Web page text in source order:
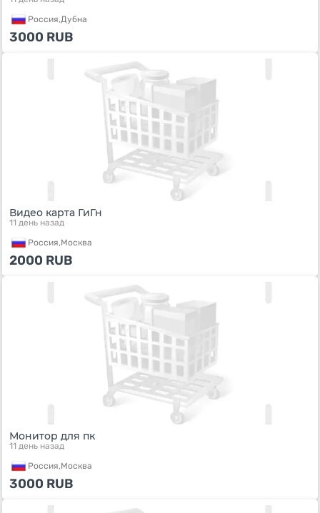
Россия,Дубна
3000 RUB
Видео карта ГиГн
11 день назад
Россия,Москва
2000 RUB
Монитор для пк
11 день назад
Россия,Москва
3000 RUB